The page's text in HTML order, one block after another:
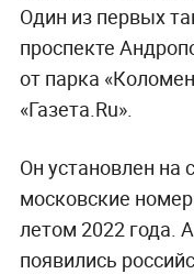
Один из первых
проспекте
от парка
«Газета.Ru».
Он установлен на
московские
летом 2022 года.
появились